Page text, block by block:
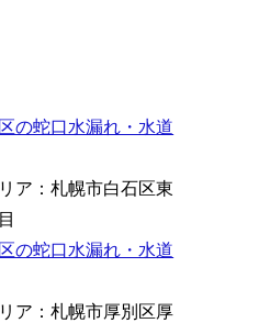
の蛇口水漏れ・水道
ア：札幌市白石区東
の蛇口水漏れ・水道
ア：札幌市厚別区厚